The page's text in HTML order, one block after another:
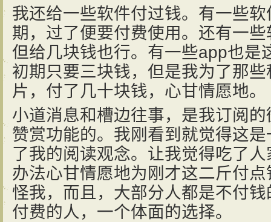
我还给一些软件付过钱。有一些
期，过了便要付费使用。还有一
但给几块钱也行。有一些app也是
初期只要三块钱，但是我为了那
片，付了几十块钱，心甘情愿地。
小道消息和槽边往事，是我订阅
赞赏功能的。我刚看到就觉得这
了我的阅读观念。让我觉得吃了
办法心甘情愿地为刚才这二斤付
怪我，而且，大部分人都是不付
付费的人，一个体面的选择。